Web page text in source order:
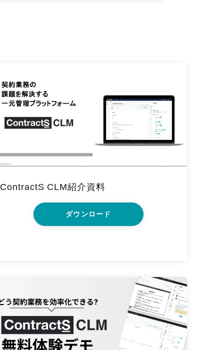
ContractS CLM紹介資料
ダウンロード